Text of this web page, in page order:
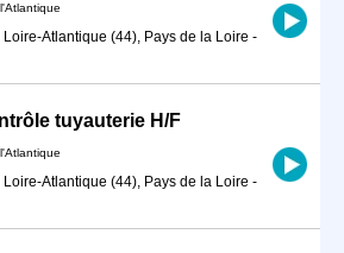
Atlantique (44), Pays de la Loire -
tuyauterie H/F
Atlantique (44), Pays de la Loire -